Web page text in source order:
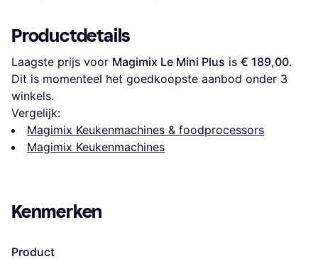
Productdetails
Laagste prijs voor Magimix Le Mini Plus is € 189,00.
Dit is momenteel het goedkoopste aanbod onder 3
winkels.
Vergelijk:
Magimix Keukenmachines & foodprocessors
Magimix Keukenmachines
Kenmerken
Product